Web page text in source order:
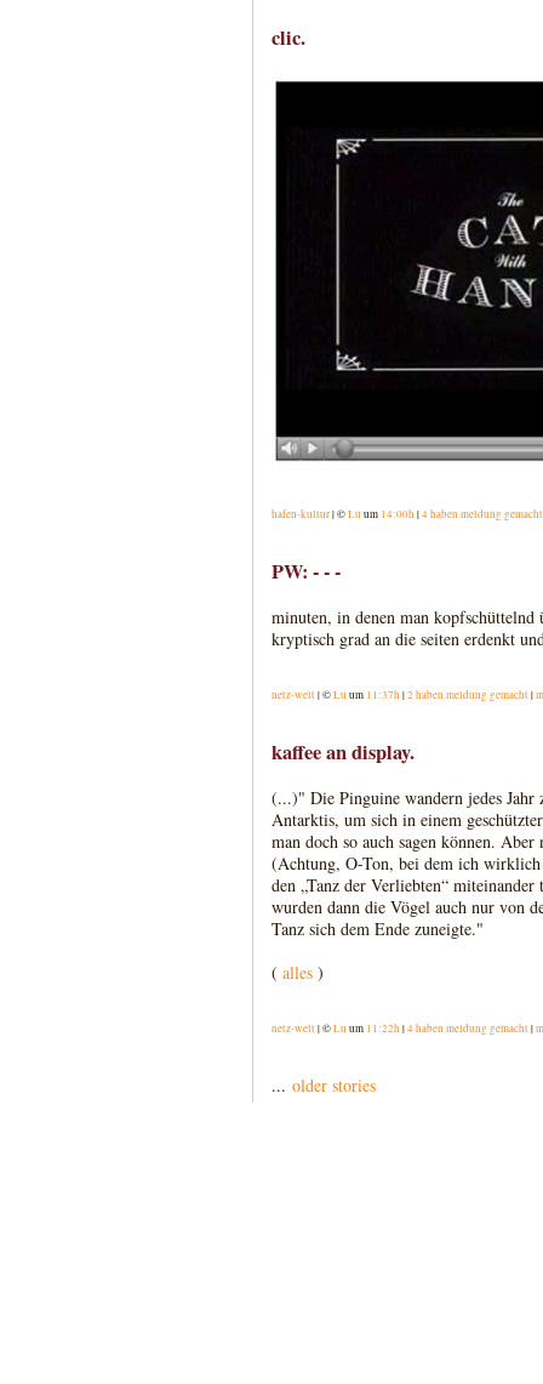
clic.
hafen-kultur| ©Lu um 14:00h |4 haben meldung gemacht
PW: - - -
minuten, in denen man kopfschüttelnd
kryptisch grad an die seiten erdenkt
netz-welt| ©Lu um 11:37h |2 haben meldung gemacht|
kaffee an display.
(...)" Die Pinguine wandern jedes Jahr
Antarktis, um sich in einem
man doch so auch sagen können.
(Achtung, O-Ton, bei dem ich wirklich
den „Tanz der Verliebten“
wurden dann die Vögel auch nur von
Tanz sich dem Ende zuneigte."
( alles )
netz-welt| ©Lu um 11:22h |4 haben meldung gemacht|
... older stories